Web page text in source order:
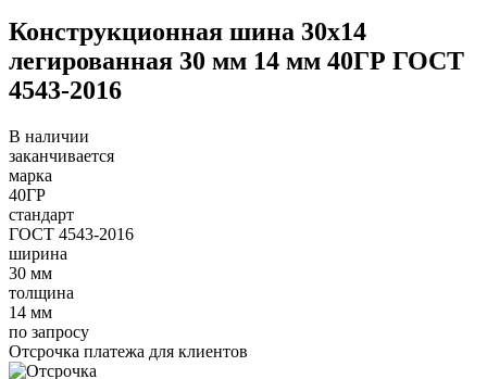
Конструкционная шина 30х14
легированная 30 мм 14 мм 40ГР ГОСТ
4543-2016
В наличии
заканчивается
марка
40ГР
стандарт
ГОСТ 4543-2016
ширина
30 мм
толщина
14 мм
по запросу
Отсрочка платежа для клиентов